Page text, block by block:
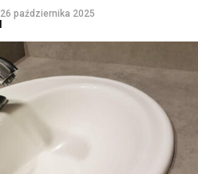
26 października 2025